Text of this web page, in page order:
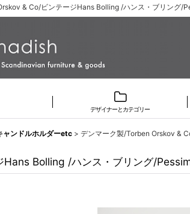
& Co/ビンテージHans Bolling /ハンス・ブリング
デザイナーとカテゴリー
ャンドルホルダーetc > デンマーク製/Torben Orskov &
Bolling /ハンス・ブリング/